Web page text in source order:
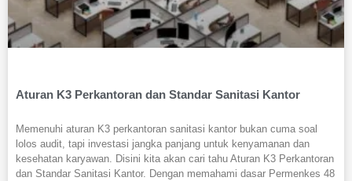
Aturan K3 Perkantoran dan Standar Sanitasi Kantor
Memenuhi aturan K3 perkantoran sanitasi kantor bukan cuma soal
lolos audit, tapi investasi jangka panjang untuk kenyamanan dan
kesehatan karyawan. Disini kita akan cari tahu Aturan K3 Perkantoran
dan Standar Sanitasi Kantor. Dengan memahami dasar Permenkes 48